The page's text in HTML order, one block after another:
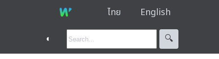
ไทย English
◐ 🔍︎